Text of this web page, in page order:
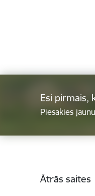
Esi pirmais,
Piesakies
Ātrās saites